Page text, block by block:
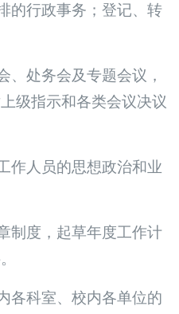
的行政事务；登记、转
、处务会及专题会议，
级指示和各类会议决议
作人员的思想政治和业
制度，起草年度工作计
各科室、校内各单位的